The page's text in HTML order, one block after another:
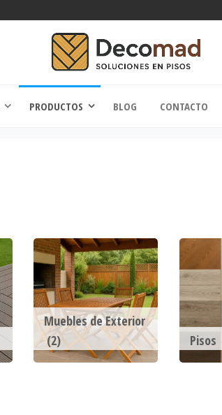
PRODUCTOS BLOG CONTACTO
Muebles de Exterior
(2)
Pisos